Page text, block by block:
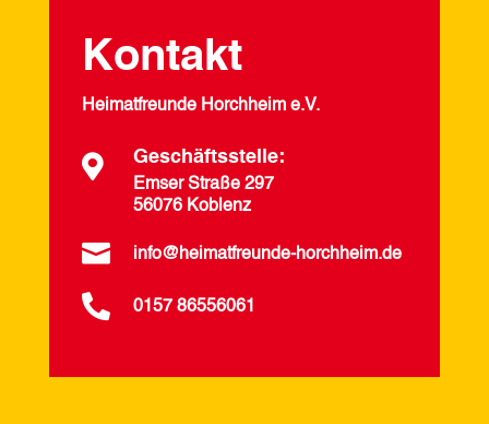
Kontakt
Heimatfreunde Horchheim e.V.
 Geschäftsstelle:
Emser Straße 297
56076 Koblenz
 info@heimatfreunde-horchheim.de
 0157 86556061